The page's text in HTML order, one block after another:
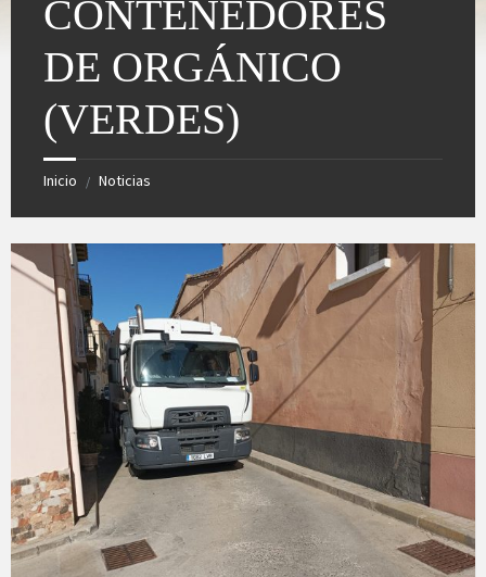
CONTENEDORES
DE ORGÁNICO
(VERDES)
Inicio / Noticias